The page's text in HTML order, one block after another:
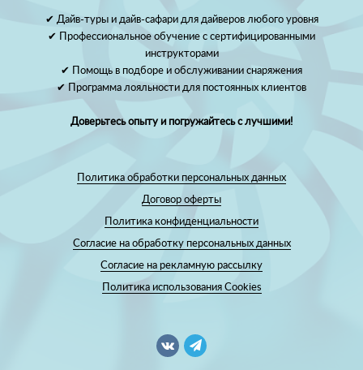
✔ Дайв-туры и дайв-сафари для дайверов любого уровня
✔ Профессиональное обучение с сертифицированными
инструкторами
✔ Помощь в подборе и обслуживании снаряжения
✔ Программа лояльности для постоянных клиентов
Доверьтесь опыту и погружайтесь с лучшими!
Политика обработки персональных данных
Договор оферты
Политика конфиденциальности
Согласие на обработку персональных данных
Согласие на рекламную рассылку
Политика использования Cookies